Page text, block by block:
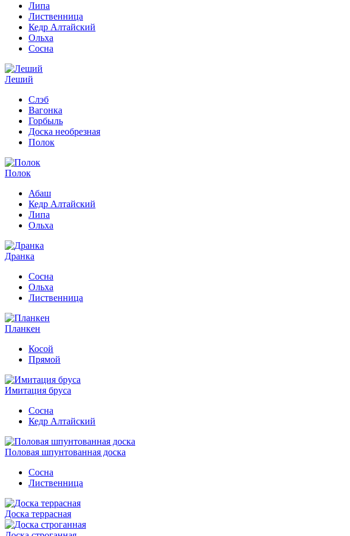
Липа
Лиственница
Кедр Алтайский
Ольха
Сосна
Леший
Слэб
Вагонка
Горбыль
Доска необрезная
Полок
Полок
Абаш
Кедр Алтайский
Липа
Ольха
Дранка
Сосна
Ольха
Лиственница
Планкен
Косой
Прямой
Имитация бруса
Сосна
Кедр Алтайский
Половая шпунтованная доска
Сосна
Лиственница
Доска террасная